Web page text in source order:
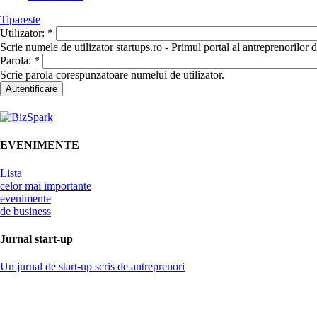
Tipareste
Utilizator: *
Scrie numele de utilizator startups.ro - Primul portal al antreprenorilor
Parola: *
Scrie parola corespunzatoare numelui de utilizator.
EVENIMENTE
Lista
celor mai importante
evenimente
de business
Jurnal start-up
Un jurnal de start-up scris de antreprenori